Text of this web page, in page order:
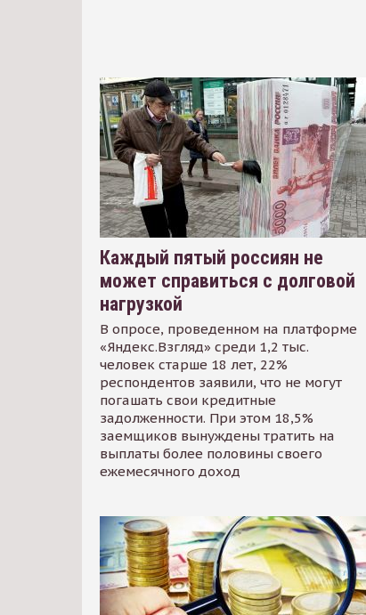
Каждый пятый россиян не
может справиться с долговой
нагрузкой
В опросе, проведенном на платформе
«Яндекс.Взгляд» среди 1,2 тыс.
человек старше 18 лет, 22%
респондентов заявили, что не могут
погашать свои кредитные
задолженности. При этом 18,5%
заемщиков вынуждены тратить на
выплаты более половины своего
ежемесячного доход